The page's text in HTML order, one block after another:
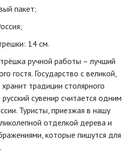
пакет;
14 см.
ручной работы – лучший
гостя. Государство с великой,
традиции столярного
русский сувенир считается одним
Туристы, приезжая в нашу
отделкой дерева и
которые пишутся для